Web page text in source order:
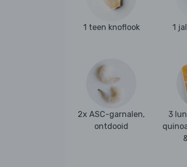
1 teen knoflook 1
2x ASC-garnalen,
ontdooid
3